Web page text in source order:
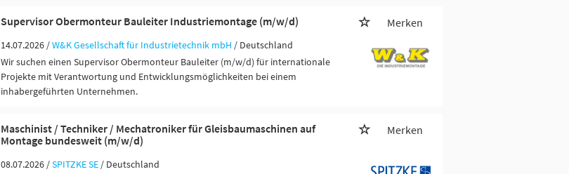
Supervisor Obermonteur Bauleiter Industriemontage (m/w/d) Merken
14.07.2026 /W&K Gesellschaft für Industrietechnik mbH / Deutschland
Wir suchen einen Supervisor Obermonteur Bauleiter (m/w/d) für internationale
Projekte mit Verantwortung und Entwicklungsmöglichkeiten bei einem
inhabergeführten Unternehmen.
Maschinist / Techniker / Mechatroniker für Gleisbaumaschinen auf
Montage bundesweit (m/w/d)
Merken
08.07.2026 /SPITZKE SE / Deutschland